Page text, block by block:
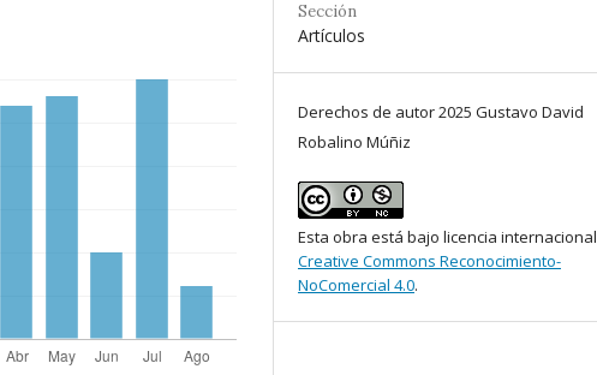
Sección
Artículos
Derechos de autor 2025 Gustavo David
Robalino Múñiz
Esta obra está bajo licencia internacional
Creative Commons Reconocimiento-
NoComercial 4.0.